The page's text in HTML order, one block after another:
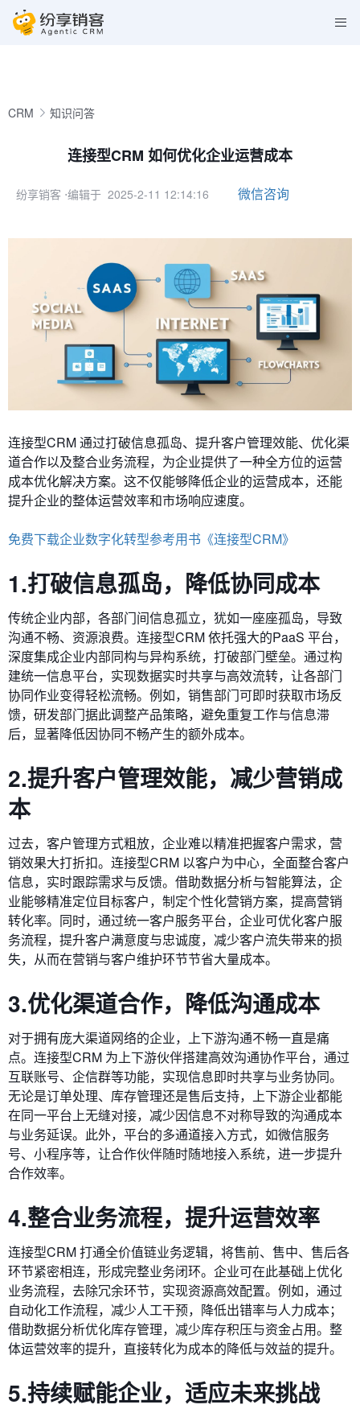
CRM 知识问答
连接型CRM 如何优化企业运营成本
纷享销客 ⋅编辑于 2025-2-11 12:14:16 微信咨询
连接型CRM 通过打破信息孤岛、提升客户管理效能、优化渠
道合作以及整合业务流程，为企业提供了一种全方位的运营
成本优化解决方案。这不仅能够降低企业的运营成本，还能
提升企业的整体运营效率和市场响应速度。
免费下载企业数字化转型参考用书《连接型CRM》
1.打破信息孤岛，降低协同成本
传统企业内部，各部门间信息孤立，犹如一座座孤岛，导致
沟通不畅、资源浪费。连接型CRM 依托强大的PaaS 平台，
深度集成企业内部同构与异构系统，打破部门壁垒。通过构
建统一信息平台，实现数据实时共享与高效流转，让各部门
协同作业变得轻松流畅。例如，销售部门可即时获取市场反
馈，研发部门据此调整产品策略，避免重复工作与信息滞
后，显著降低因协同不畅产生的额外成本。
2.提升客户管理效能，减少营销成
本
过去，客户管理方式粗放，企业难以精准把握客户需求，营
销效果大打折扣。连接型CRM 以客户为中心，全面整合客户
信息，实时跟踪需求与反馈。借助数据分析与智能算法，企
业能够精准定位目标客户，制定个性化营销方案，提高营销
转化率。同时，通过统一客户服务平台，企业可优化客户服
务流程，提升客户满意度与忠诚度，减少客户流失带来的损
失，从而在营销与客户维护环节节省大量成本。
3.优化渠道合作，降低沟通成本
对于拥有庞大渠道网络的企业，上下游沟通不畅一直是痛
点。连接型CRM 为上下游伙伴搭建高效沟通协作平台，通过
互联账号、企信群等功能，实现信息即时共享与业务协同。
无论是订单处理、库存管理还是售后支持，上下游企业都能
在同一平台上无缝对接，减少因信息不对称导致的沟通成本
与业务延误。此外，平台的多通道接入方式，如微信服务
号、小程序等，让合作伙伴随时随地接入系统，进一步提升
合作效率。
4.整合业务流程，提升运营效率
连接型CRM 打通全价值链业务逻辑，将售前、售中、售后各
环节紧密相连，形成完整业务闭环。企业可在此基础上优化
业务流程，去除冗余环节，实现资源高效配置。例如，通过
自动化工作流程，减少人工干预，降低出错率与人力成本；
借助数据分析优化库存管理，减少库存积压与资金占用。整
体运营效率的提升，直接转化为成本的降低与效益的提升。
5.持续赋能企业，适应未来挑战